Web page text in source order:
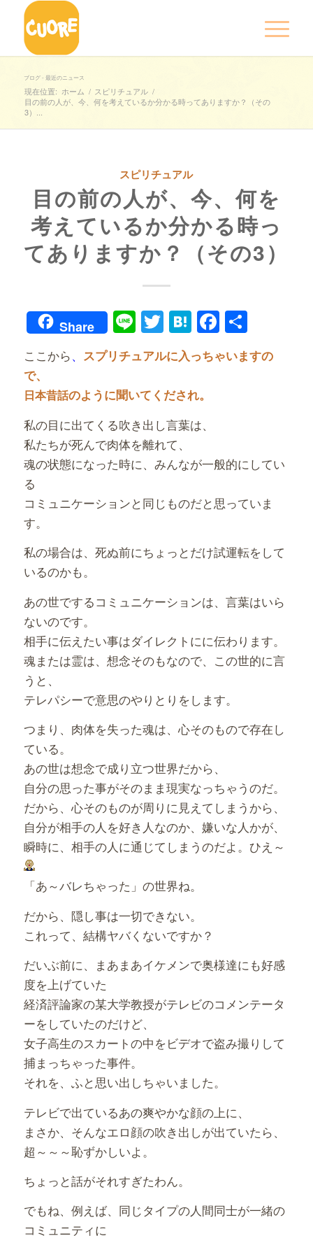
ブログ - 最近のニュース
現在位置: ホーム / スピリチュアル /
目の前の人が、今、何を考えているか分かる時ってありますか？（その
3）...
スピリチュアル
目の前の人が、今、何を
考えているか分かる時っ
てありますか？（その3）
Share LineTwitter
Hatena共
有
ここから、
スプリチュアルに入っちゃいますの
で、
日本昔話のように聞いてくだされ。
私の目に出てくる吹き出し言葉は、
私たちが死んで肉体を離れて、
魂の状態になった時に、みんなが一般的にしてい
る
コミュニケーションと同じものだと思っていま
す。
私の場合は、死ぬ前にちょっとだけ試運転をして
いるのかも。
あの世でするコミュニケーションは、言葉はいら
ないのです。
相手に伝えたい事はダイレクトにに伝わります。
魂または霊は、想念そのもなので、この世的に言
うと、
テレパシーで意思のやりとりをします。
つまり、肉体を失った魂は、心そのもので存在し
ている。
あの世は想念で成り立つ世界だから、
自分の思った事がそのまま現実なっちゃうのだ。
だから、心そのものが周りに見えてしまうから、
自分が相手の人を好き人なのか、嫌いな人かが、
瞬時に、相手の人に通じてしまうのだよ。ひえ～
「あ～バレちゃった」の世界ね。
だから、隠し事は一切できない。
これって、結構ヤバくないですか？
だいぶ前に、まあまあイケメンで奥様達にも好感
度を上げていた
経済評論家の某大学教授がテレビのコメンテータ
ーをしていたのだけど、
女子高生のスカートの中をビデオで盗み撮りして
捕まっちゃった事件。
それを、ふと思い出しちゃいました。
テレビで出ているあの爽やかな顔の上に、
まさか、そんなエロ顔の吹き出しが出ていたら、
超～～～恥ずかしいよ。
ちょっと話がそれすぎたわん。
でもね、例えば、同じタイプの人間同士が一緒の
コミュニティに